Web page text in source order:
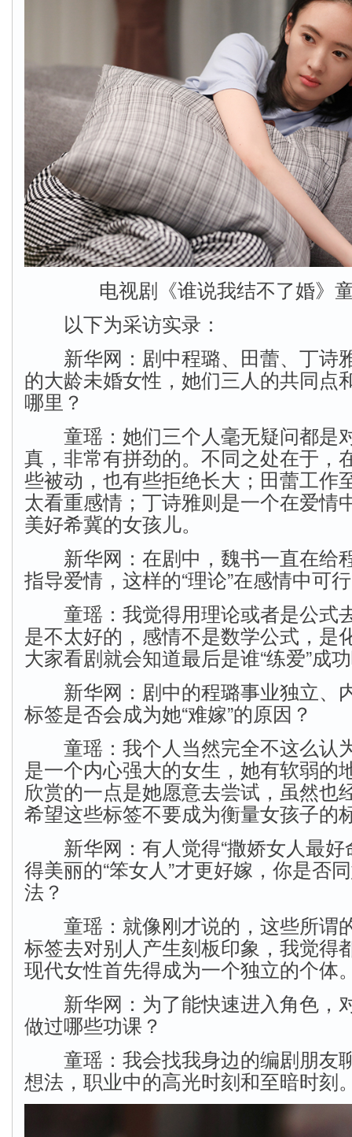
电视剧《谁说我结不了婚》
以下为采访实录：
新华网：剧中程璐、田蕾、丁诗
的大龄未婚女性，她们三人的共同点
哪里？
童瑶：她们三个人毫无疑问都是
真，非常有拼劲的。不同之处在于，
些被动，也有些拒绝长大；田蕾工作
太看重感情；丁诗雅则是一个在爱情
美好希冀的女孩儿。
新华网：在剧中，魏书一直在给
指导爱情，这样的“理论”在感情中可
童瑶：我觉得用理论或者是公式
是不太好的，感情不是数学公式，是
大家看剧就会知道最后是谁“练爱”成
新华网：剧中的程璐事业独立、
标签是否会成为她“难嫁”的原因？
童瑶：我个人当然完全不这么认
是一个内心强大的女生，她有软弱的
欣赏的一点是她愿意去尝试，虽然也
希望这些标签不要成为衡量女孩子的
新华网：有人觉得“撒娇女人最好
得美丽的“笨女人”才更好嫁，你是否
法？
童瑶：就像刚才说的，这些所谓
标签去对别人产生刻板印象，我觉得
现代女性首先得成为一个独立的个体
新华网：为了能快速进入角色，
做过哪些功课？
童瑶：我会找我身边的编剧朋友
想法，职业中的高光时刻和至暗时刻